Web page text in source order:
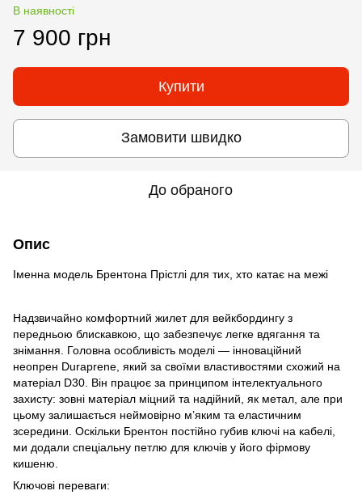
В наявності
7 900 грн
Купити
Замовити швидко
До обраного
Опис
Іменна модель Брентона Прістлі для тих, хто катає на межі
Надзвичайно комфортний жилет для вейкбордингу з
передньою блискавкою, що забезпечує легке вдягання та
знімання. Головна особливість моделі — інноваційний
неопрен Duraprene, який за своїми властивостями схожий на
матеріал D30. Він працює за принципом інтелектуального
захисту: зовні матеріал міцний та надійний, як метал, але при
цьому залишається неймовірно м’яким та еластичним
зсередини. Оскільки Брентон постійно губив ключі на кабелі,
ми додали спеціальну петлю для ключів у його фірмову
кишеню.
Ключові переваги: